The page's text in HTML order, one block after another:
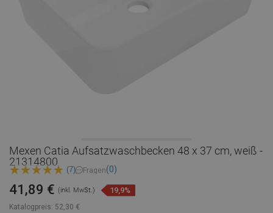
Mexen Catia Aufsatzwaschbecken 48 x 37 cm, weiß -
21314800
(7) Fragen(0)
Katalogpreis: 52,30 €
41,89 € (inkl. MwSt.) 19,9%